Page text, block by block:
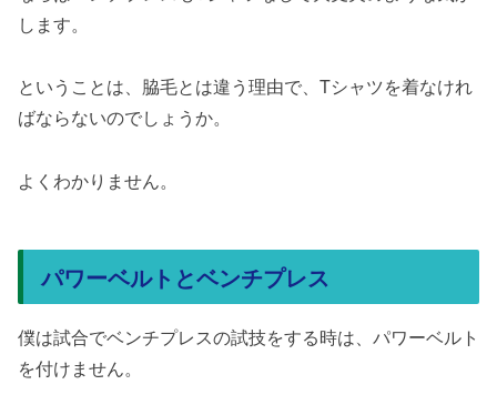
します。
ということは、脇毛とは違う理由で、Tシャツを着なけれ
ばならないのでしょうか。
よくわかりません。
パワーベルトとベンチプレス
僕は試合でベンチプレスの試技をする時は、パワーベルト
を付けません。